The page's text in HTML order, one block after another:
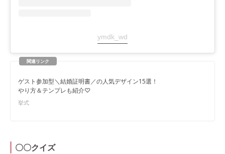
ymdk_wd
ゲスト参加型＼結婚証明書／の人気デザイン15選！
やり方＆テンプレも紹介♡
挙式
〇〇クイズ